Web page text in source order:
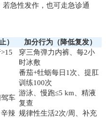
急性发作，也可走急诊通
）
加分行为（降低复发）
穿三角弹力内裤、每2小
时冰敷
番茄+牡蛎每日1次、提肛
训练100次
车
游泳、慢跑≤5 km、精液
复查
辣 规律性生活2次/周、补充